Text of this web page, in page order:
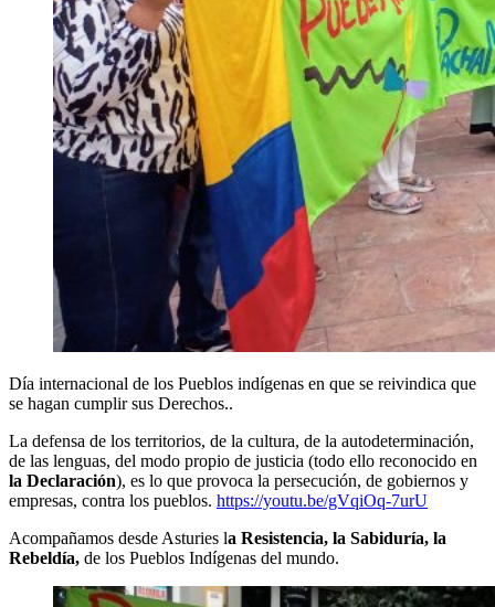
Día internacional de los Pueblos indígenas en que se reivindica que
se hagan cumplir sus Derechos..
La defensa de los territorios, de la cultura, de la autodeterminación,
de las lenguas, del modo propio de justicia (todo ello reconocido en
la Declaración), es lo que provoca la persecución, de gobiernos y
empresas, contra los pueblos. https://youtu.be/gVqiOq-7urU
Acompañamos desde Asturies la Resistencia, la Sabiduría, la
Rebeldía, de los Pueblos Indígenas del mundo.